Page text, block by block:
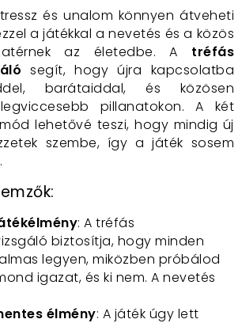
és unalom könnyen átveheti
a játékkal a nevetés és a közös
az életedbe. A tréfás
segít, hogy újra kapcsolatba
barátaiddal, és közösen
pillanatokon. A két
lehetővé teszi, hogy mindig új
szembe, így a játék sosem
: A tréfás
biztosítja, hogy minden
legyen, miközben próbálod
igazat, és ki nem. A nevetés
élmény: A játék úgy lett